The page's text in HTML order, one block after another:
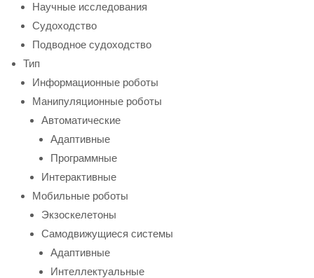
Научные исследования
Судоходство
Подводное судоходство
Тип
Информационные роботы
Манипуляционные роботы
Автоматические
Адаптивные
Программные
Интерактивные
Мобильные роботы
Экзоскелетоны
Самодвижущиеся системы
Адаптивные
Интеллектуальные